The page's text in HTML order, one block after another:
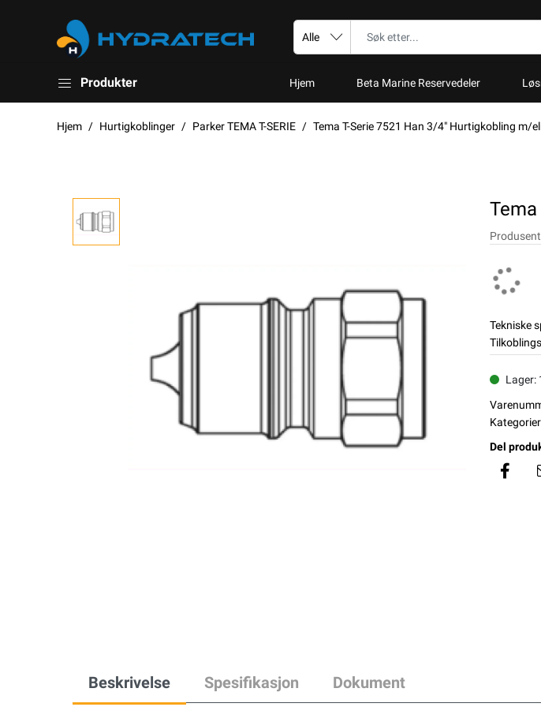
Produkter Hjem Beta Marine Reservedeler
Hjem Hurtigkoblinger Parker TEMA T-SERIE Tema T-Serie 7521 Han 3/4" Hurtigkobling m/
Tekniske
Lager:
Del
Beskrivelse Spesifikasjon Dokument